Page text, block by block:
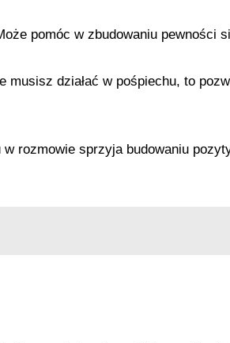
pomóc w zbudowaniu pewności
musisz działać w pośpiechu, to
rozmowie sprzyja budowaniu